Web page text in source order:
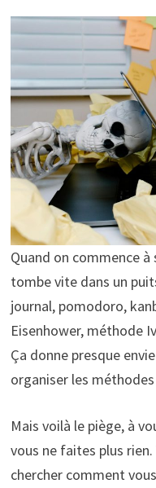
Quand on commence
tombe vite dans un
journal, pomodoro,
Eisenhower, méthode
Ça donne presque
organiser les
Mais voilà le piège, à
vous ne faites plus
chercher comment